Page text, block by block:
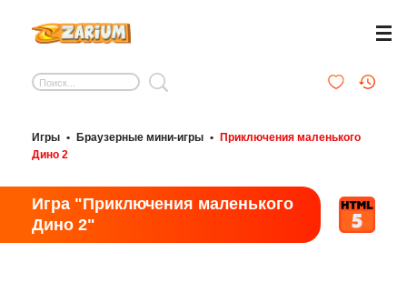
Игры • Браузерные мини-игры •
Приключения маленького
Дино 2
Игра "Приключения маленького
Дино 2"